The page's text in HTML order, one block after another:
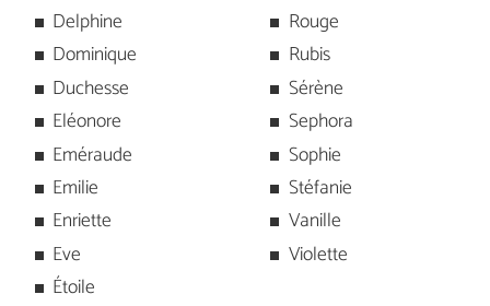
Delphine
Dominique
Duchesse
Eléonore
Eméraude
Emilie
Enriette
Eve
Étoile
Rouge
Rubis
Sérène
Sephora
Sophie
Stéfanie
Vanille
Violette